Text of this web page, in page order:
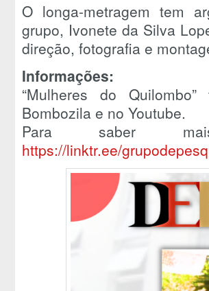
O longa-metragem tem
grupo, Ivonete da Silva
direção, fotografia e
Informações:
“Mulheres do
Bombozila e no Youtube.
Para saber mais:
https://linktr.ee/